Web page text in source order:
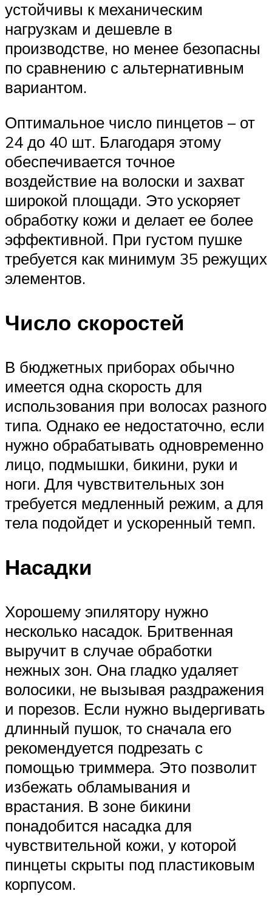
устойчивы к механическим
нагрузкам и дешевле в
производстве, но менее безопасны
по сравнению с альтернативным
вариантом.
Оптимальное число пинцетов – от
24 до 40 шт. Благодаря этому
обеспечивается точное
воздействие на волоски и захват
широкой площади. Это ускоряет
обработку кожи и делает ее более
эффективной. При густом пушке
требуется как минимум 35 режущих
элементов.
Число скоростей
В бюджетных приборах обычно
имеется одна скорость для
использования при волосах разного
типа. Однако ее недостаточно, если
нужно обрабатывать одновременно
лицо, подмышки, бикини, руки и
ноги. Для чувствительных зон
требуется медленный режим, а для
тела подойдет и ускоренный темп.
Насадки
Хорошему эпилятору нужно
несколько насадок. Бритвенная
выручит в случае обработки
нежных зон. Она гладко удаляет
волосики, не вызывая раздражения
и порезов. Если нужно выдергивать
длинный пушок, то сначала его
рекомендуется подрезать с
помощью триммера. Это позволит
избежать обламывания и
врастания. В зоне бикини
понадобится насадка для
чувствительной кожи, у которой
пинцеты скрыты под пластиковым
корпусом.